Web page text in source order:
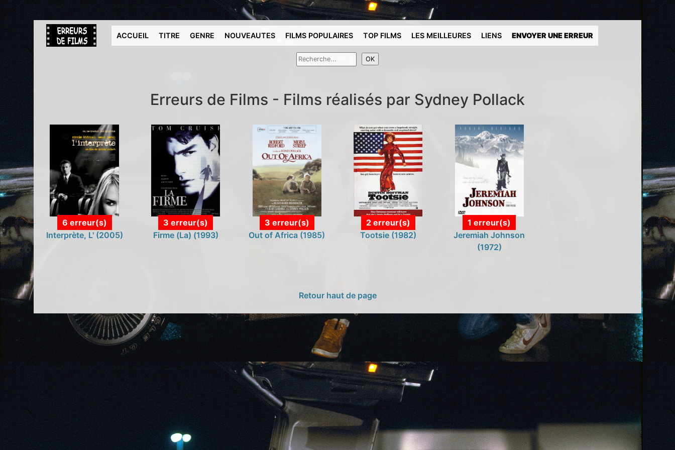
ACCUEIL TITRE GENRE NOUVEAUTES FILMS POPULAIRES TOP FILMS LES MEILLEURES LIENS ENVOYER UNE ERREUR
Erreurs de Films - Films réalisés par Sydney Pollack
6 erreur(s)
Interprète, L' (2005)
3 erreur(s)
Firme (La) (1993)
3 erreur(s)
Out of Africa (1985)
2 erreur(s)
Tootsie (1982)
1 erreur(s)
Jeremiah Johnson
(1972)
Retour haut de page